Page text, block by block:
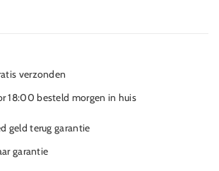
verzonden
18:00 besteld morgen in huis
geld terug garantie
garantie